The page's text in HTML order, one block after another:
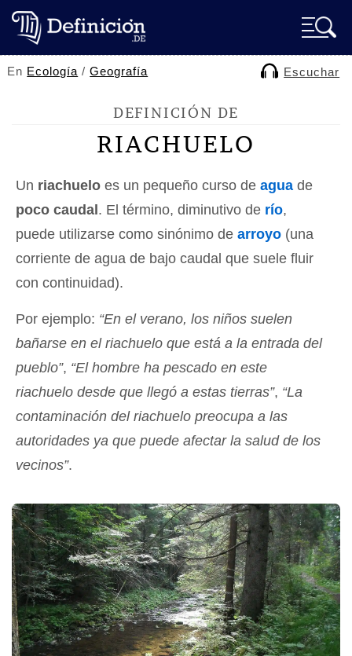
En Ecología /Geografía Escuchar
DEFINICIÓN DE
RIACHUELO
Un riachuelo es un pequeño curso de agua de
poco caudal . El término, diminutivo de río,
puede utilizarse como sinónimo de arroyo (una
corriente de agua de bajo caudal que suele fluir
con continuidad).
Por ejemplo: “En el verano, los niños suelen
bañarse en el riachuelo que está a la entrada del
pueblo”, “El hombre ha pescado en este
riachuelo desde que llegó a estas tierras”, “La
contaminación del riachuelo preocupa a las
autoridades ya que puede afectar la salud de los
vecinos”.